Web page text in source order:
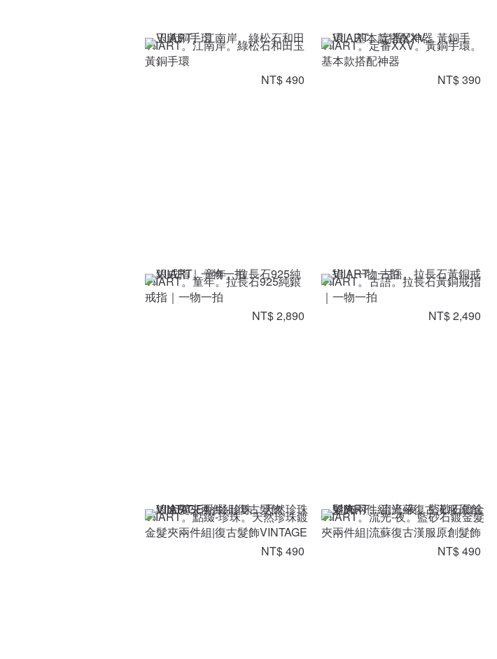
VIIART。江南岸。綠松石和田玉
黃銅手環
NT$ 490
VIIART。定番XXV。黃銅手環。
基本款搭配神器
NT$ 390
VIIART。童年。拉長石925純銀
戒指｜一物一拍
NT$ 2,890
VIIART。古語。拉長石黃銅戒指
｜一物一拍
NT$ 2,490
VIIART。點綴-珍珠。天然珍珠鍍
金髮夾兩件組|復古髮飾VINTAGE
NT$ 490
VIIART。流光-夜。藍砂石鍍金髮
夾兩件組|流蘇復古漢服原創髮飾
NT$ 490